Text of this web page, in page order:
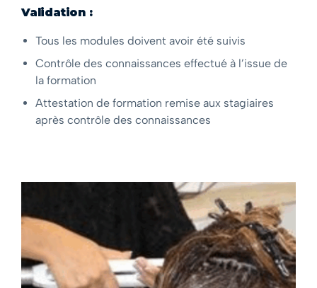
Validation :
Tous les modules doivent avoir été suivis
Contrôle des connaissances effectué à l’issue de
la formation
Attestation de formation remise aux stagiaires
après contrôle des connaissances